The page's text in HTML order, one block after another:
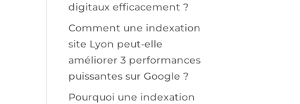
digitaux efficacement ?
Comment une indexation
site Lyon peut-elle
améliorer 3 performances
puissantes sur Google ?
Pourquoi une indexation